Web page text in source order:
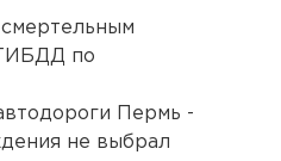
по
Пермь -
не выбрал